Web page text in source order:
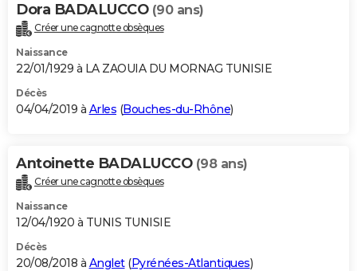
Dora BADALUCCO (90 ans)
Créer une cagnotte obsèques
Naissance
22/01/1929 à LA ZAOUIA DU MORNAG TUNISIE
Décès
04/04/2019 à Arles (Bouches-du-Rhône)
Antoinette BADALUCCO (98 ans)
Créer une cagnotte obsèques
Naissance
12/04/1920 à TUNIS TUNISIE
Décès
20/08/2018 à Anglet(Pyrénées-Atlantiques)